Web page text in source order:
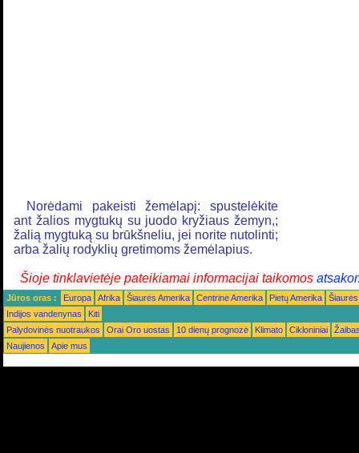
Norėdami pakeisti žemėlapį: spustelėkite
ant žalios mygtukų su juodo kryžiaus žemyn,;
žalią mygtuką su brūkšneliu, jei norite nutolinti;
arba žalių rodyklių gretimoms žemėlapius.
Šioje tinklavietėje pateikiamai informacijai taikomos
Jūros oras : Europa Afrika Šiaurės Amerika Centrinė Amerika Pietų Amerika
Indijos vandenynas
Kiti
Palydovinės nuotraukos
Orai Oro uostas 10 dienų prognozė Klimato Cikloniniai
Naujienos
Apie mus